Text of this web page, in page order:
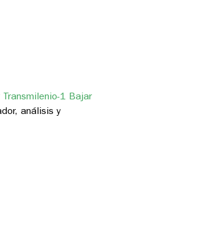
Bajar
análisis y